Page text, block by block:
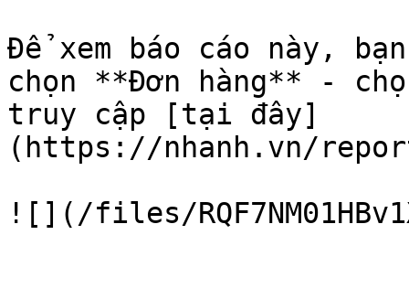
Để xem báo cáo này,
chọn **Đơn hàng** -
truy cập [tại đây]
(https://nhanh.vn/